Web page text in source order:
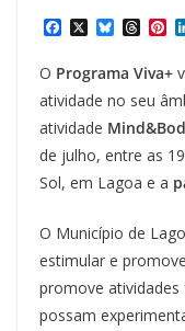
c
e
b
o
k
X B
e
s
y
T
r
e
a
s
P
t
e
e
s
t
O Programa Viva+
atividade no seu
atividade
de julho, entre as
Sol, em Lagoa e a
O Município de
estimular e
promove
possam